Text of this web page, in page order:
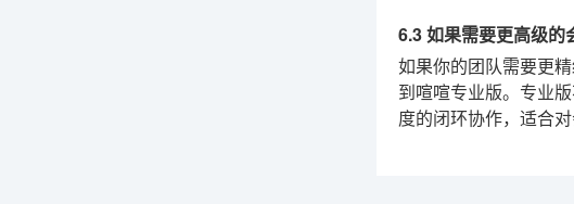
6.3 如果需要更高级的
如果你的团队需要更
到喧喧专业版。专业
度的闭环协作，适合